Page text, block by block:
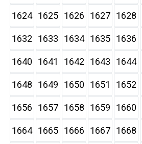
1624 1625 1626 1627 1628
1632 1633 1634 1635 1636
1640 1641 1642 1643 1644
1648 1649 1650 1651 1652
1656 1657 1658 1659 1660
1664 1665 1666 1667 1668